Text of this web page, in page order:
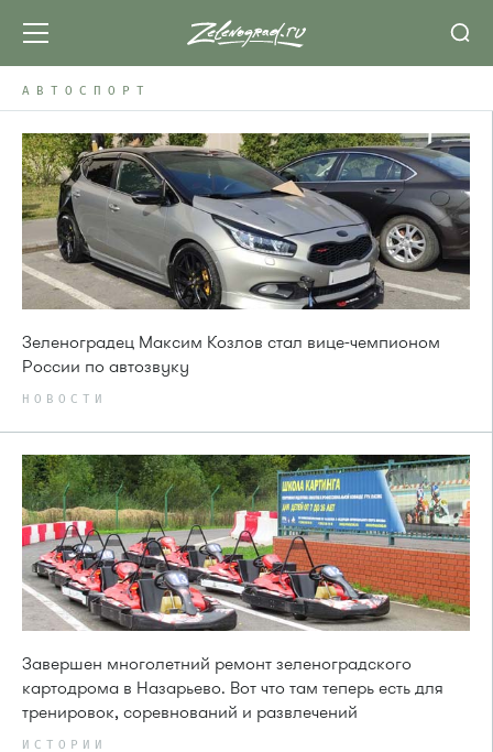
АВТОСПОРТ
Зеленоградец Максим Козлов стал вице-чемпионом
России по автозвуку
НОВОСТИ
Завершен многолетний ремонт зеленоградского
картодрома в Назарьево. Вот что там теперь есть для
тренировок, соревнований и развлечений
ИСТОРИИ